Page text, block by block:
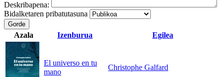
Deskribapena:
Bidalketaren pribatutasuna
Gorde
Azala Izenburua Egilea
El universo en tu
mano
Christophe Galfard